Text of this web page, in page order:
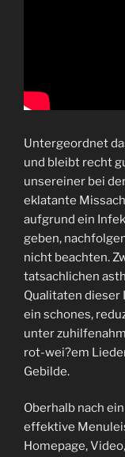
Untergeordnet
und bleibt recht
unsereiner bei
eklatante
aufgrund ein
geben,
nicht beachten.
tatsachlichen
Qualitaten dieser
ein schones,
unter
rot-wei?em
Gebilde.
Oberhalb nach
effektive
Homepage,